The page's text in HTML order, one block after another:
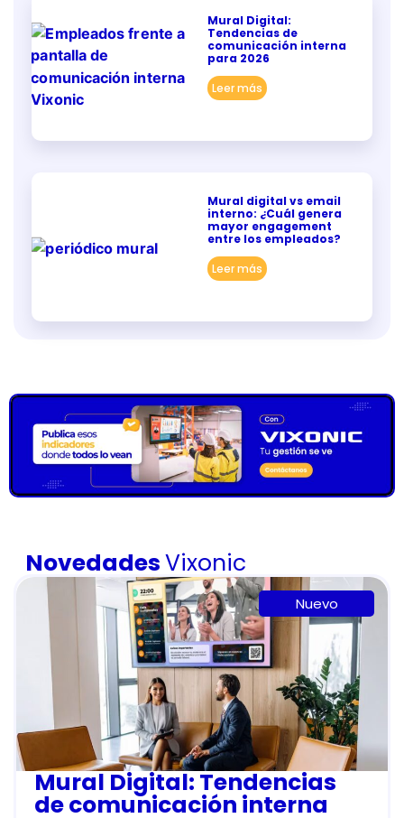
Mural Digital:
Tendencias de
comunicación interna
para 2026
Leer más
Mural digital vs email
interno: ¿Cuál genera
mayor engagement
entre los empleados?
Leer más
NovedadesVixonic
Nuevo
Mural Digital: Tendencias
de comunicación interna